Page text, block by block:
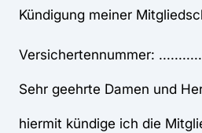
Kündigung meiner
Versichertennummer:
Sehr geehrte Damen und
hiermit kündige ich die